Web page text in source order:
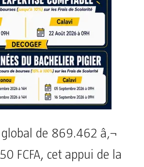
de 869.462 â‚¬
FCFA, cet appui de la